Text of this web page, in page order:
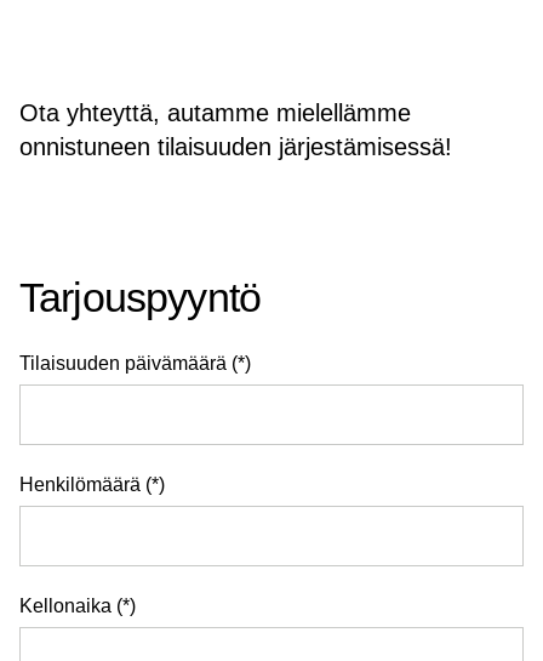
Ota yhteyttä, autamme mielellämme
onnistuneen tilaisuuden järjestämisessä!
Tarjouspyyntö
Tilaisuuden päivämäärä
Henkilömäärä
Kellonaika